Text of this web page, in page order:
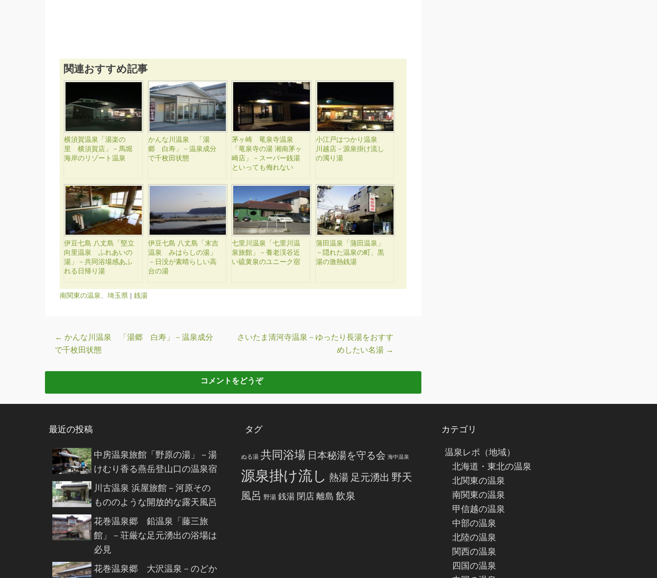
関連おすすめ記事
横須賀温泉「湯楽の
里 横須賀店」－馬堀
海岸のリゾート温泉
かんな川温泉 「湯
郷 白寿」－温泉成分
で千枚田状態
茅ヶ崎 竜泉寺温泉
「竜泉寺の湯 湘南茅ヶ
崎店」－スーパー銭湯
といっても侮れない
小江戸はつかり温泉
川越店－源泉掛け流し
の濁り湯
伊豆七島 八丈島「堅立
向里温泉 ふれあいの
湯」－共同浴場感あふ
れる日帰り湯
伊豆七島 八丈島「末吉
温泉 みはらしの湯」
－日没が素晴らしい高
台の湯
七里川温泉「七里川温
泉旅館」－養老渓谷近
い硫黄泉のユニーク宿
蒲田温泉「蒲田温泉」
－隠れた温泉の町、黒
湯の激熱銭湯
南関東の温泉 埼玉県 | 銭湯
投稿ナビゲーション
← かんな川温泉 「湯郷 白寿」－温泉成分
で千枚田状態
さいたま清河寺温泉－ゆったり長湯をおすす
めしたい名湯 →
最近の投稿
中房温泉旅館「野原の湯」－湯
けむり香る燕岳登山口の温泉宿
川古温泉 浜屋旅館－河原その
もののような開放的な露天風呂
花巻温泉郷 鉛温泉「藤三旅
館」－荘厳な足元湧出の浴場は
必見
花巻温泉郷 大沢温泉－のどか
タグ
ぬる湯 共同浴場 日本秘湯を守る会 海中温泉
源泉掛け流し 熱湯 足元湧出 野天
風呂 野湯 銭湯 閉店 離島 飲泉
カテゴリ
温泉レポ（地域）
北海道・東北の温泉
北関東の温泉
南関東の温泉
甲信越の温泉
中部の温泉
北陸の温泉
関西の温泉
四国の温泉